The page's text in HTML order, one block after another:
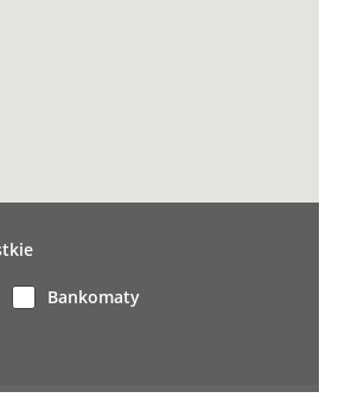
Bankomaty